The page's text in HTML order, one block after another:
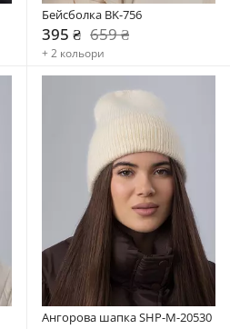
Бейсболка BK-756
395 ₴ 659 ₴
+ 2 кольори
Ангорова шапка SHP-М-20530